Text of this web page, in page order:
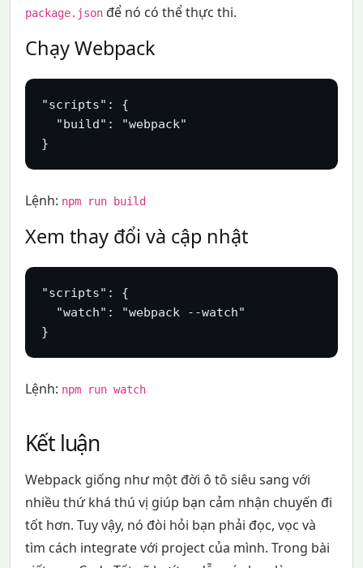
package.jsonđể nó có thể thực thi.
Chạy Webpack
"scripts": {
  "build": "webpack"
}
Lệnh: npm run build
Xem thay đổi và cập nhật
"scripts": {
  "watch": "webpack --watch"
}
Lệnh: npm run watch
Kết luận
Webpack giống như một đời ô tô siêu sang với
nhiều thứ khá thú vị giúp bạn cảm nhận chuyến đi
tốt hơn. Tuy vậy, nó đòi hỏi bạn phải đọc, vọc và
tìm cách integrate với project của mình. Trong bài